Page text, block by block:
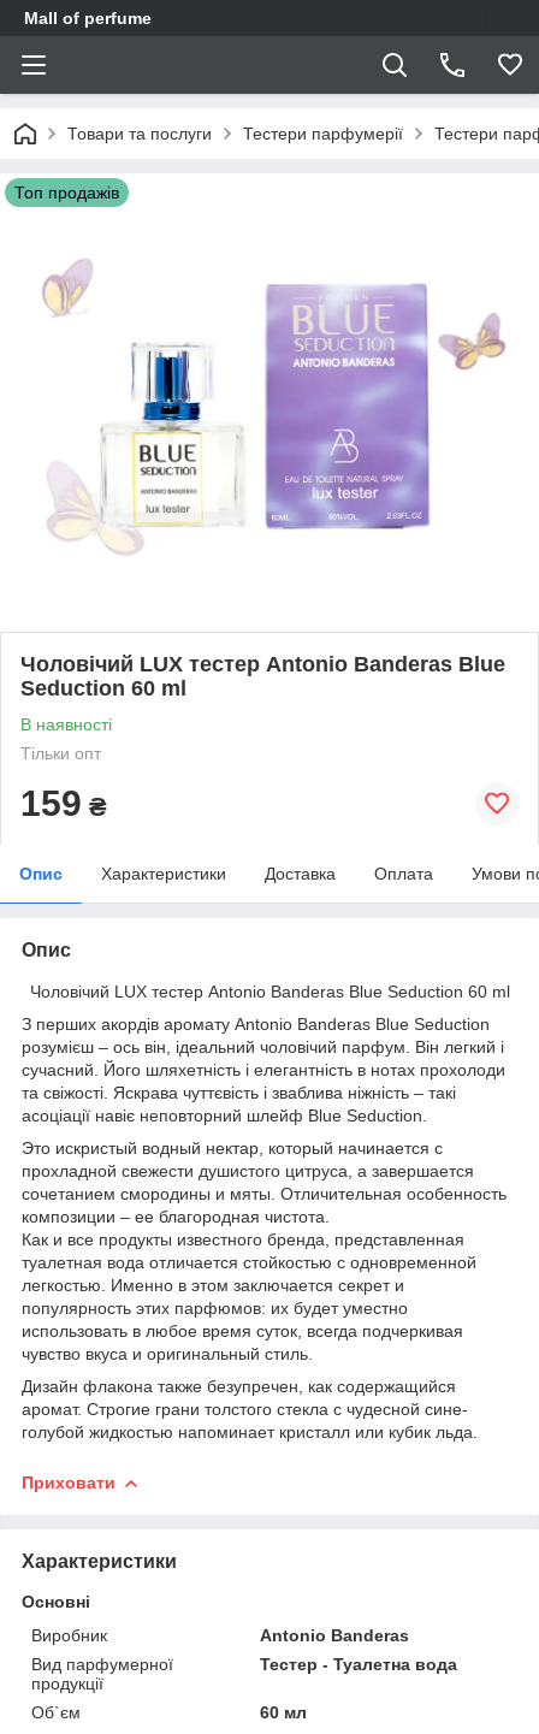
Mall of perfume
Товари та послуги Тестери парфумерії Тестери
Топ продажів
Чоловічий LUX тестер Antonio Banderas Blue
Seduction 60 ml
В наявності
Тільки опт
159 ₴
Опис Характеристики Доставка Оплата Умови
Опис
Чоловічий LUX тестер Antonio Banderas Blue Seduction 60 ml
З перших акордів аромату Antonio Banderas Blue Seduction
розумієш – ось він, ідеальний чоловічий парфум. Він легкий і
сучасний. Його шляхетність і елегантність в нотах прохолоди
та свіжості. Яскрава чуттєвість і зваблива ніжність – такі
асоціації навіє неповторний шлейф Blue Seduction.
Это искристый водный нектар, который начинается с
прохладной свежести душистого цитруса, а завершается
сочетанием смородины и мяты. Отличительная особенность
композиции – ее благородная чистота.
Как и все продукты известного бренда, представленная
туалетная вода отличается стойкостью с одновременной
легкостью. Именно в этом заключается секрет и
популярность этих парфюмов: их будет уместно
использовать в любое время суток, всегда подчеркивая
чувство вкуса и оригинальный стиль.
Дизайн флакона также безупречен, как содержащийся
аромат. Строгие грани толстого стекла с чудесной сине-
голубой жидкостью напоминает кристалл или кубик льда.
Приховати
Характеристики
Основні
Виробник
Antonio Banderas
Вид парфумерної
продукції
Тестер - Туалетна вода
Об`єм 60 мл